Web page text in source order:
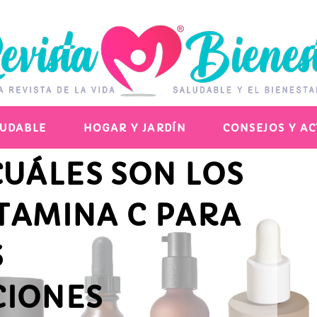
HOGAR Y JARDÍN CONSEJOS Y
SON LOS
C PARA